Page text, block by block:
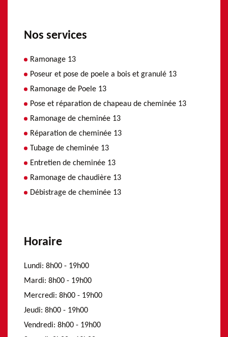
Nos services
Ramonage 13
Poseur et pose de poele a bois et granulé 13
Ramonage de Poele 13
Pose et réparation de chapeau de cheminée 13
Ramonage de cheminée 13
Réparation de cheminée 13
Tubage de cheminée 13
Entretien de cheminée 13
Ramonage de chaudière 13
Débistrage de cheminée 13
Horaire
Lundi: 8h00 - 19h00
Mardi: 8h00 - 19h00
Mercredi: 8h00 - 19h00
Jeudi: 8h00 - 19h00
Vendredi: 8h00 - 19h00